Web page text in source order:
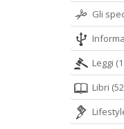
Digitale
4.90 €Gli
Leggi
Libri